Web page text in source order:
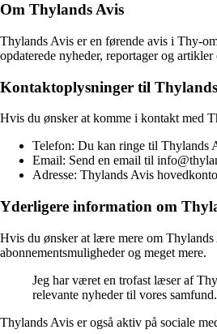
Om Thylands Avis
Thylands Avis er en førende avis i Thy-
opdaterede nyheder, reportager og
Kontaktoplysninger til
Hvis du ønsker at komme i kontakt med
Telefon: Du kan ringe til Thylands
Email: Send en email til
Adresse: Thylands Avis
Yderligere information om
Hvis du ønsker at lære mere om Thylands
abonnementsmuligheder og meget mere.
Jeg har været en trofast læser af
relevante nyheder til vores
Thylands Avis er også aktiv på sociale